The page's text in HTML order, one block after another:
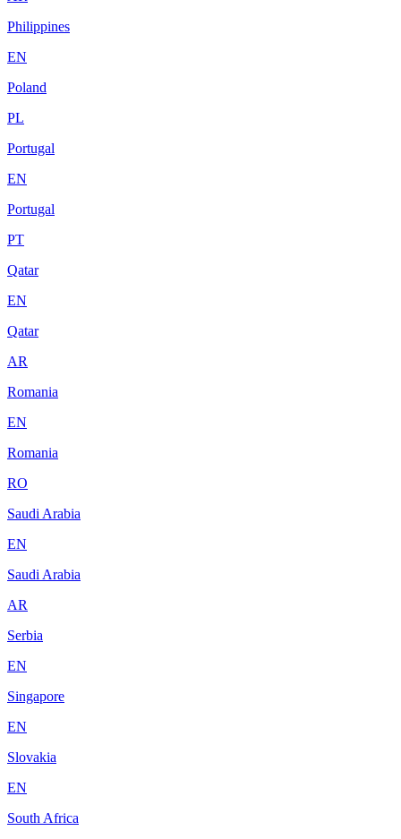
Philippines
EN
Poland
PL
Portugal
EN
Portugal
PT
Qatar
EN
Qatar
AR
Romania
EN
Romania
RO
Saudi Arabia
EN
Saudi Arabia
AR
Serbia
EN
Singapore
EN
Slovakia
EN
South Africa